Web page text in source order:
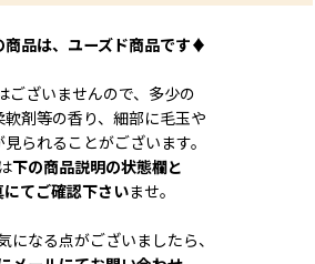
商品は、ユーズド商品です♦
ございませんので、多少の
軟剤等の香り、細部に毛玉や
られることがございます。
下の商品説明の状態欄と
にてご確認下さいませ。
になる点がございましたら、